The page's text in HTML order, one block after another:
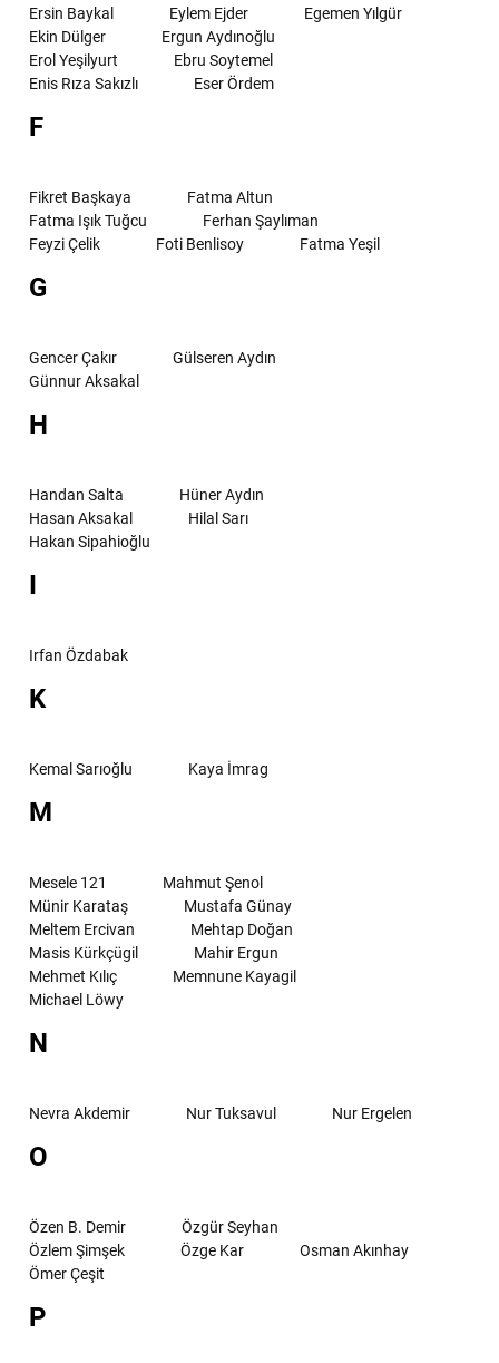
Ersin Baykal Eylem Ejder
Egemen Yılgür
Ekin Dülger
Ergun Aydınoğlu
Erol Yeşilyurt
Ebru Soytemel
Enis Rıza Sakızlı
Eser Ördem
F
Fikret Başkaya
Fatma Altun
Fatma Işık Tuğcu
Ferhan Şaylıman
Feyzi Çelik
Foti Benlisoy Fatma Yeşil
G
Gencer Çakır
Gülseren Aydın
Günnur Aksakal
H
Handan Salta
Hüner Aydın
Hasan Aksakal
Hilal Sarı
Hakan Sipahioğlu
I
Irfan Özdabak
K
Kemal Sarıoğlu Kaya İmrag
M
Mesele 121
Mahmut Şenol
Münir Karataş
Mustafa Günay
Meltem Ercivan
Mehtap Doğan
Masis Kürkçügil
Mahir Ergun
Mehmet Kılıç
Memnune Kayagil
Michael Löwy
N
Nevra Akdemir Nur Tuksavul Nur Ergelen
O
Özen B. Demir
Özgür Seyhan
Özlem Şimşek
Özge Kar
Osman Akınhay
Ömer Çeşit
P